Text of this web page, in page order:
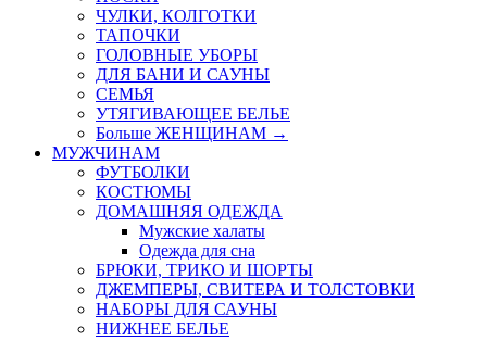
ЧУЛКИ, КОЛГОТКИ
ТАПОЧКИ
ГОЛОВНЫЕ УБОРЫ
ДЛЯ БАНИ И САУНЫ
СЕМЬЯ
УТЯГИВАЮЩЕЕ БЕЛЬЕ
Больше ЖЕНЩИНАМ →
МУЖЧИНАМ
ФУТБОЛКИ
КОСТЮМЫ
ДОМАШНЯЯ ОДЕЖДА
Мужские халаты
Одежда для сна
БРЮКИ, ТРИКО И ШОРТЫ
ДЖЕМПЕРЫ, СВИТЕРА И ТОЛСТОВКИ
НАБОРЫ ДЛЯ САУНЫ
НИЖНЕЕ БЕЛЬЕ